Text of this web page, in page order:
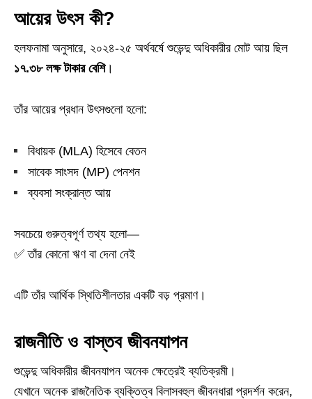
আয়ের উৎস কী?
হলফনামা অনুসারে, ২০২৪-২৫ অর্থবর্ষে শুভেন্দু অধিকারীর মোট আয় ছিল
১৭.৩৮ লক্ষ টাকার বেশি।
তাঁর আয়ের প্রধান উৎসগুলো হলো:
বিধায়ক (MLA) হিসেবে বেতন
সাবেক সাংসদ (MP) পেনশন
ব্যবসা সংক্রান্ত আয়
সবচেয়ে গুরুত্বপূর্ণ তথ্য হলো—
✅ তাঁর কোনো ঋণ বা দেনা নেই
এটি তাঁর আর্থিক স্থিতিশীলতার একটি বড় প্রমাণ।
রাজনীতি ও বাস্তব জীবনযাপন
শুভেন্দু অধিকারীর জীবনযাপন অনেক ক্ষেত্রেই ব্যতিক্রমী।
যেখানে অনেক রাজনৈতিক ব্যক্তিত্ব বিলাসবহুল জীবনধারা প্রদর্শন করেন,